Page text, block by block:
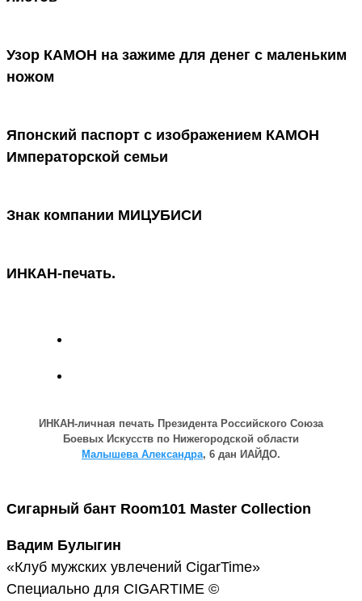
Узор КАМОН на зажиме для денег с маленьким
ножом
Японский паспорт с изображением КАМОН
Императорской семьи
Знак компании МИЦУБИСИ
ИНКАН-печать.
ИНКАН-личная печать Президента Российского Союза
Боевых Искусств по Нижегородской области
Малышева Александра, 6 дан ИАЙДО.
Сигарный бант Room101 Master Collection
Вадим Булыгин
«Клуб мужских увлечений CigarTime»
Специально для CIGARTIME ©